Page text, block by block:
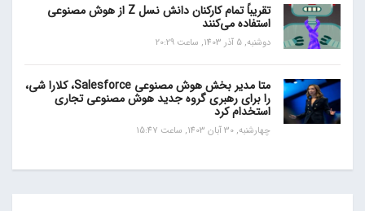
تقریباً تمام کارکنان دانش نسل Z از هوش مصنوعی
استفاده می‌کنند
دوشنبه, 5 آذر 1403, ساعت 20:29
متا مدیر بخش هوش مصنوعی Salesforce، کلارا شی،
را برای رهبری گروه جدید هوش مصنوعی تجاری
استخدام کرد
چهارشنبه, 30 آبان 1403, ساعت 15:47